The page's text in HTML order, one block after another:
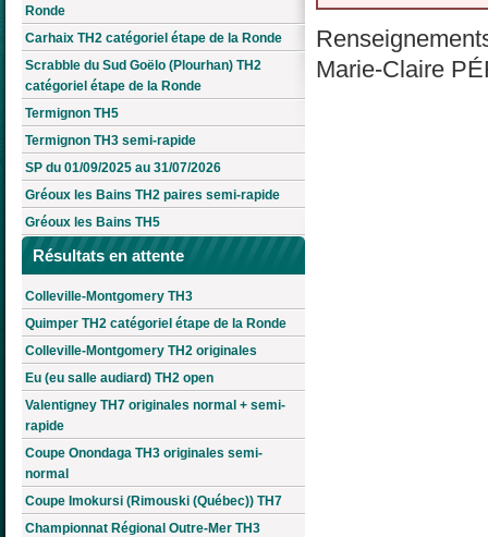
Ronde
Carhaix TH2 catégoriel étape de la Ronde
Scrabble du Sud Goëlo (Plourhan) TH2
catégoriel étape de la Ronde
Termignon TH5
Termignon TH3 semi-rapide
SP du 01/09/2025 au 31/07/2026
Gréoux les Bains TH2 paires semi-rapide
Gréoux les Bains TH5
Résultats en attente
Colleville-Montgomery TH3
Quimper TH2 catégoriel étape de la Ronde
Colleville-Montgomery TH2 originales
Eu (eu salle audiard) TH2 open
Valentigney TH7 originales normal + semi-
rapide
Coupe Onondaga TH3 originales semi-
normal
Coupe Imokursi (Rimouski (Québec)) TH7
Championnat Régional Outre-Mer TH3
Marie-Claire